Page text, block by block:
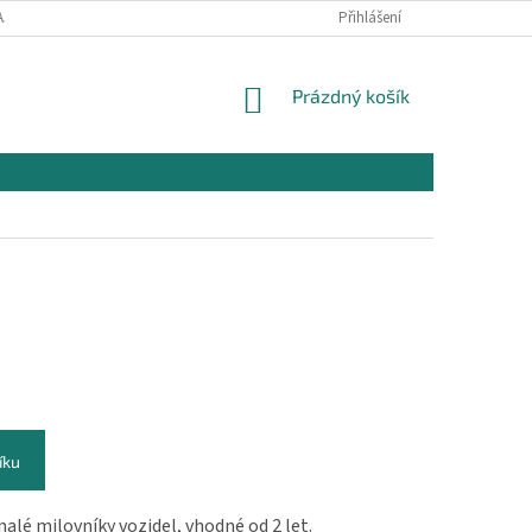
REKLAMAČNÍ PODMÍNKY
Přihlášení
NÁKUPNÍ
Prázdný košík
milovníky vozidel, vhodné od 2 let.